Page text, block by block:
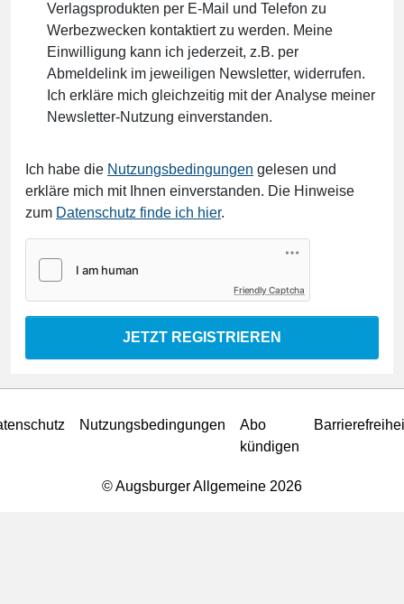
Verlagsprodukten per E-Mail und Telefon zu
Werbezwecken kontaktiert zu werden. Meine
Einwilligung kann ich jederzeit, z.B. per
Abmeldelink im jeweiligen Newsletter, widerrufen.
Ich erkläre mich gleichzeitig mit der Analyse meiner
Newsletter-Nutzung einverstanden.
Ich habe die Nutzungsbedingungen gelesen und
erkläre mich mit Ihnen einverstanden. Die Hinweise
zum Datenschutz finde ich hier.
Friendly Captcha
JETZT REGISTRIEREN
Nutzungsbedingungen
Abo
kündigen
© Augsburger Allgemeine 2026